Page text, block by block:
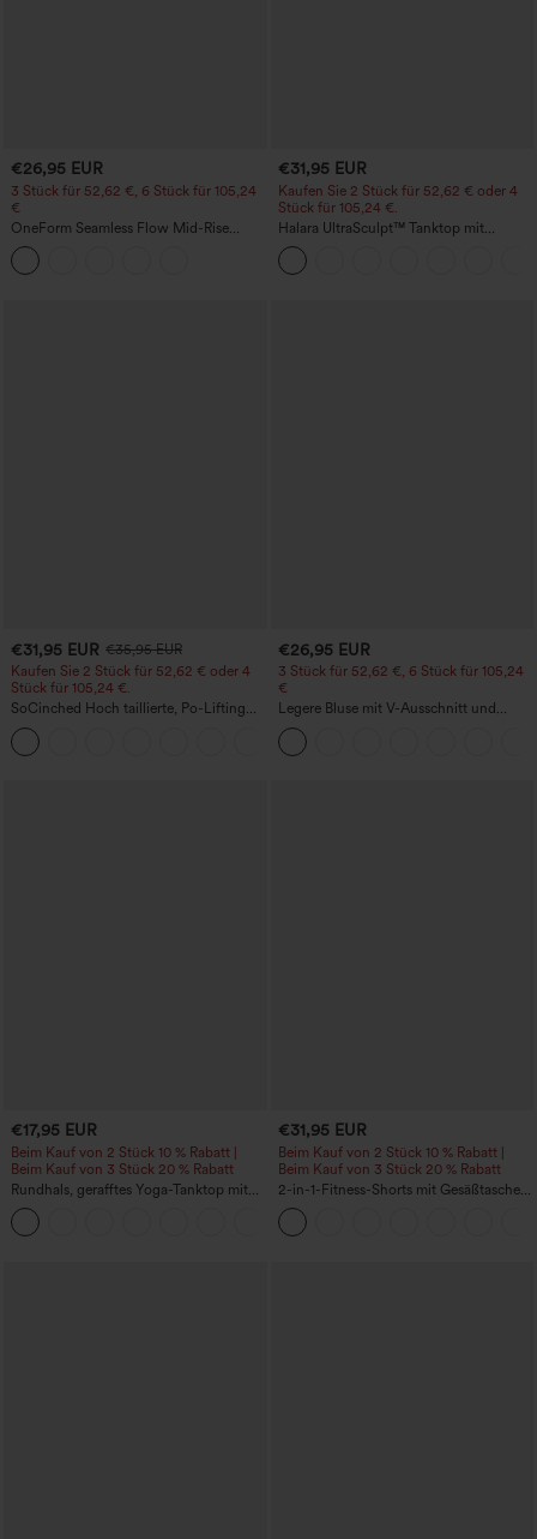
€26,95 EUR
3 Stück für 52,62 €, 6 Stück für 105,24
€
OneForm Seamless Flow Mid-Rise
Yoga-Leggings - mittelhoher Bund,
bauchformend und mit Po-Lifting-
Effekt
€31,95 EUR
Kaufen Sie 2 Stück für 52,62 € oder 4
Stück für 105,24 €.
Halara UltraSculpt™ Tanktop mit
Rundhalsausschnitt und
geschwungenem Saum
€31,95 EUR €35,95 EUR
Kaufen Sie 2 Stück für 52,62 € oder 4
Stück für 105,24 €.
SoCinched Hoch taillierte, Po-Lifting
7/8-Trainingsleggings mit
Bauchkontrolle und Seitentaschen
€26,95 EUR
3 Stück für 52,62 €, 6 Stück für 105,24
€
Legere Bluse mit V-Ausschnitt und
kurzen Puffärmeln
€17,95 EUR
Beim Kauf von 2 Stück 10 % Rabatt |
Beim Kauf von 3 Stück 20 % Rabatt
Rundhals, gerafftes Yoga-Tanktop mit
Cool-Touch-Effekt – UPF50+
€31,95 EUR
Beim Kauf von 2 Stück 10 % Rabatt |
Beim Kauf von 3 Stück 20 % Rabatt
2-in-1-Fitness-Shorts mit Gesäßtasche
und seitlicher versteckter Tasche 6,3 cm